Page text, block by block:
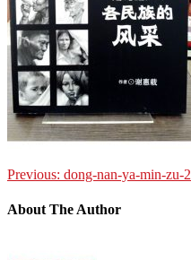
Previous: dong-nan-ya-min-zu-2
About The Author